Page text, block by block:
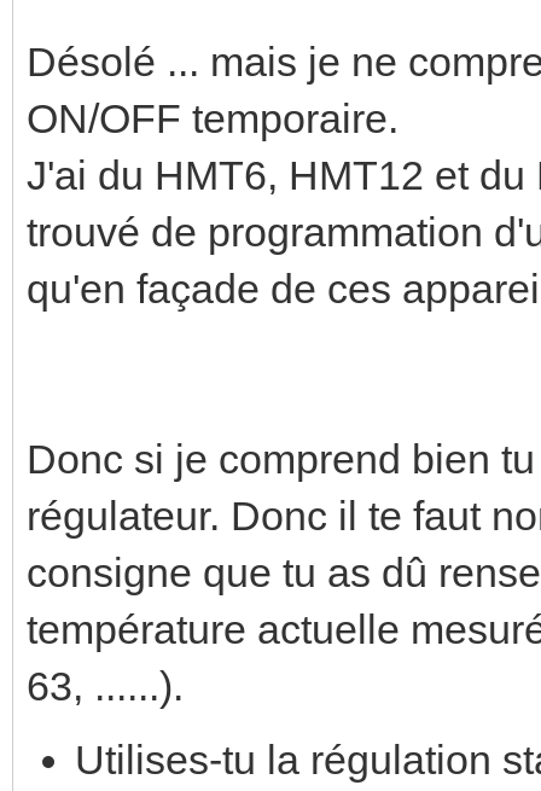
Désolé ... mais je ne
ON/OFF temporaire.
J'ai du HMT6, HMT12 et
trouvé de programmation
qu'en façade de ces
Donc si je comprend bien
régulateur. Donc il te faut
consigne que tu as dû
température actuelle
63, ......).
Utilises-tu la régulation